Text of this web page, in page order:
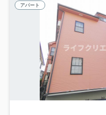
アパート